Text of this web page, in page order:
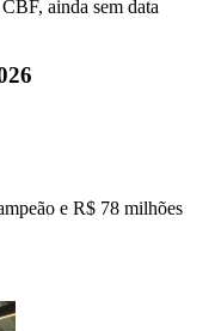
ainda sem data
e R$ 78 milhões